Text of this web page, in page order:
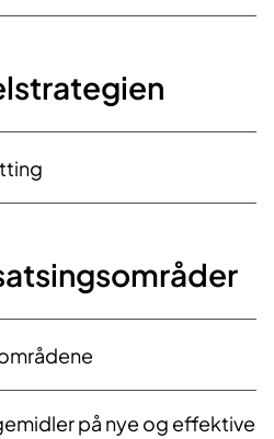
på nye og effektive